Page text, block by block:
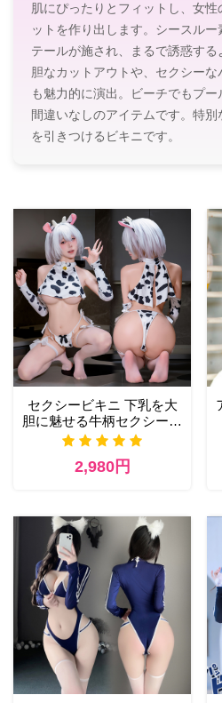
肌にぴったりとフィットし、女
ットを作り出します。シースル
テールが施され、まるで誘惑す
胆なカットアウトや、セクシー
も魅力的に演出。ビーチでもプ
間違いなしのアイテムです。特
を引きつけるビキニです。
セクシービキニ 下乳を大
胆に魅せる牛柄セクシーマ
イクロビキニメイドコスプ
2,980円